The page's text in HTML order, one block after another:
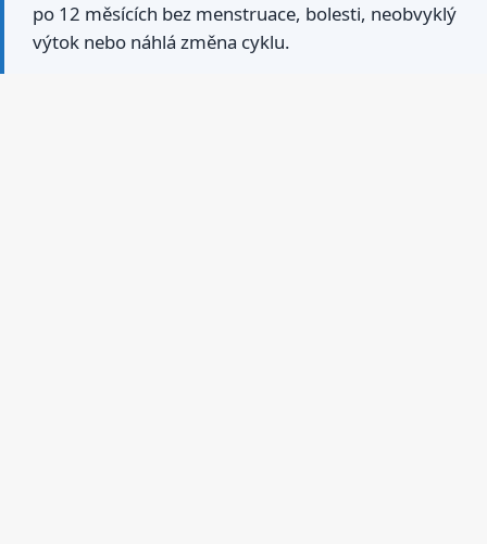
po 12 měsících bez menstruace, bolesti, neobvyklý
výtok nebo náhlá změna cyklu.